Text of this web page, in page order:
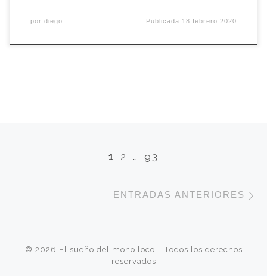
por diego Publicada 18 febrero 2020
Navegación de entradas
1 2 … 93
ENTRADAS ANTERIORES
© 2026 El sueño del mono loco – Todos los derechos
reservados